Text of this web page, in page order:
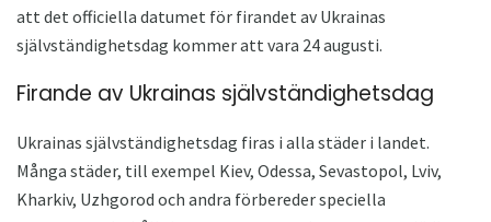
att det officiella datumet för firandet av Ukrainas
självständighetsdag kommer att vara 24 augusti.
Firande av Ukrainas självständighetsdag
Ukrainas självständighetsdag firas i alla städer i landet.
Många städer, till exempel Kiev, Odessa, Sevastopol, Lviv,
Kharkiv, Uzhgorod och andra förbereder speciella